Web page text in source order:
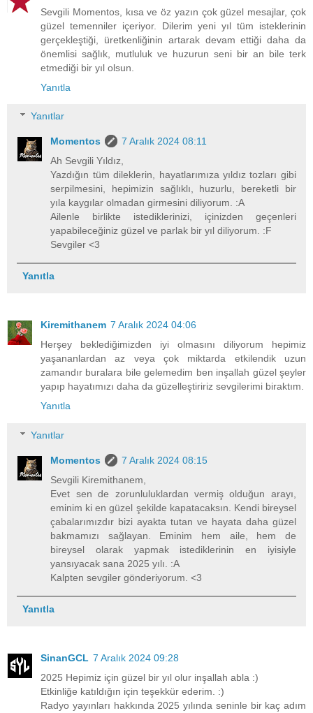
Sevgili Momentos, kısa ve öz yazın çok güzel mesajlar, çok
güzel temenniler içeriyor. Dilerim yeni yıl tüm isteklerinin
gerçekleştiği, üretkenliğinin artarak devam ettiği daha da
önemlisi sağlık, mutluluk ve huzurun seni bir an bile terk
etmediği bir yıl olsun.
Yanıtla
Yanıtlar
Momentos
7 Aralık 2024 08:11
Ah Sevgili Yıldız,
Yazdığın tüm dileklerin, hayatlarımıza yıldız tozları gibi
serpilmesini, hepimizin sağlıklı, huzurlu, bereketli bir
yıla kaygılar olmadan girmesini diliyorum. :A
Ailenle birlikte istediklerinizi, içinizden geçenleri
yapabileceğiniz güzel ve parlak bir yıl diliyorum. :F
Sevgiler <3
Yanıtla
Kiremithanem 7 Aralık 2024 04:06
Herşey beklediğimizden iyi olmasını diliyorum hepimiz
yaşananlardan az veya çok miktarda etkilendik uzun
zamandır buralara bile gelemedim ben inşallah güzel şeyler
yapıp hayatımızı daha da güzelleştiririz sevgilerimi biraktım.
Yanıtla
Yanıtlar
Momentos
7 Aralık 2024 08:15
Sevgili Kiremithanem,
Evet sen de zorunluluklardan vermiş olduğun arayı,
eminim ki en güzel şekilde kapatacaksın. Kendi bireysel
çabalarımızdır bizi ayakta tutan ve hayata daha güzel
bakmamızı sağlayan. Eminim hem aile, hem de
bireysel olarak yapmak istediklerinin en iyisiyle
yansıyacak sana 2025 yılı. :A
Kalpten sevgiler gönderiyorum. <3
Yanıtla
SinanGCL 7 Aralık 2024 09:28
2025 Hepimiz için güzel bir yıl olur inşallah abla :)
Etkinliğe katıldığın için teşekkür ederim. :)
Radyo yayınları hakkında 2025 yılında seninle bir kaç adım